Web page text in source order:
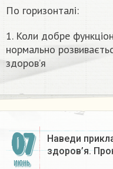
По горизонталі:
1. Коли добре
нормально
здоров’я​
07
ИЮНЬ
Наведи
здоров’я.